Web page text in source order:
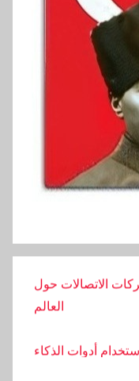
الأدنى في أوروبا
الاتصالات حول
العالم
أدوات الذكاء